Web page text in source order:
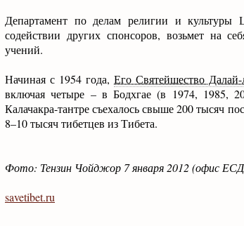
Департамент по делам религии и культуры
содействии других спонсоров, возьмет на
учений.
Начиная с 1954 года, Его Святейшество Далай-
включая четыре – в Бодхгае (в 1974, 1985,
Калачакра-тантре съехалось свыше 200 тысяч
8–10 тысяч тибетцев из Тибета.
Фото: Тензин Чойджор 7 января 2012 (офис
savetibet.ru